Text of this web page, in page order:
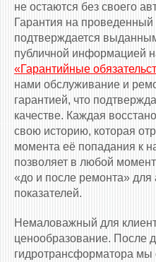
не остаются без своего
Гарантия на
подтверждается
публичной информацией
«Гарантийные
нами обслуживание и
гарантией, что
качестве. Каждая
свою историю, которая
момента её попадания к
позволяет в любой
«до и после ремонта» для
показателей.
Немаловажный для
ценообразование. После
гидротрансформатора мы